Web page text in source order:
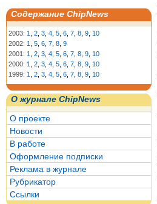
Содержание ChipNews
2003: 1 2 3 4 5 6 7 8 9 10
2002: 1 5 6 7 8 9
2001: 1 2 3 4 5 6 7 8 9 10
2000: 1 2 3 4 5 6 7 8 9 10
1999: 1 2 3 4 5 6 7 8 9 10
О журнале ChipNews
О проекте
Новости
В работе
Оформление подписки
Реклама в журнале
Рубрикатор
Ссылки